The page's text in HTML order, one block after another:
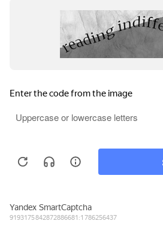
Мы используем файлы cookie,
ПРИНЯТЬ